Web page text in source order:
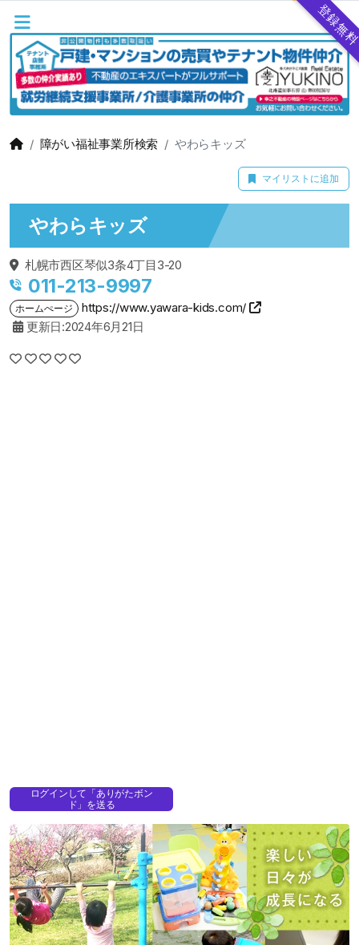
登録無
障がい福祉事業所検索 やわらキッズ
マイリストに追加
やわらキッズ
札幌市西区琴似3条4丁目3-20
011-213-9997
ホームぺージ
https://www.yawara-kids.com/
更新日:2024年6月21日
ログインして「ありがたボン
ド」を送る